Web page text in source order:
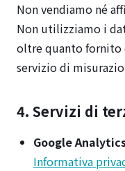
Non vendiamo né
Non utilizziamo i
oltre quanto fornito
servizio di
4. Servizi di
Google
Informativa